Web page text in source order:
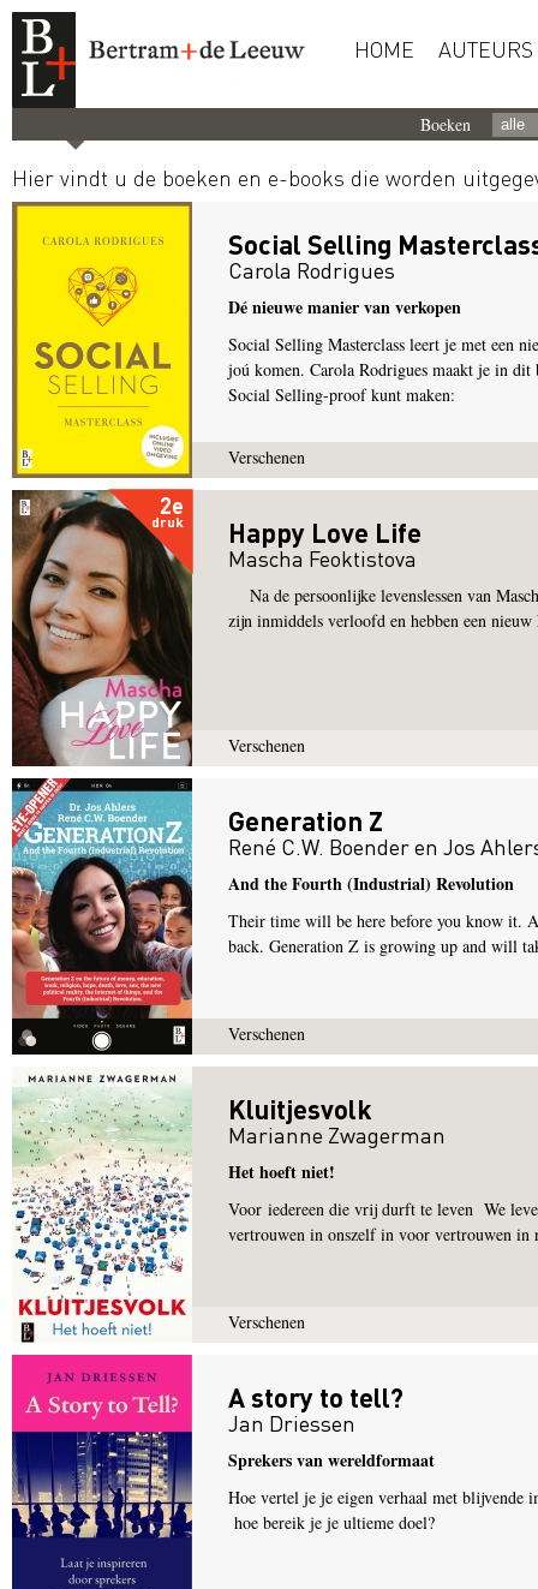
HOME AUTEURS
Boeken
Hier vindt u de boeken en e-books die worden
Social Selling
Carola Rodrigues
Dé nieuwe manier van verkopen
Social Selling Masterclass leert je met een
joú komen. Carola Rodrigues maakt je in dit
Social Selling-proof kunt maken:
Verschenen
2e
druk Happy Love Life
Mascha Feoktistova
Na de persoonlijke levenslessen van
zijn inmiddels verloofd en hebben een
Verschenen
Generation Z
René C.W. Boenderen Jos
And the Fourth (Industrial) Revolution
Their time will be here before you know it.
back. Generation Z is growing up and will
Verschenen
Kluitjesvolk
Marianne Zwagerman
Het hoeft niet!
Voor iedereen die vrij durft te leven We
vertrouwen in onszelf in voor vertrouwen in
Verschenen
A story to tell?
Jan Driessen
Sprekers van wereldformaat
Hoe vertel je je eigen verhaal met blijvende
hoe bereik je je ultieme doel?